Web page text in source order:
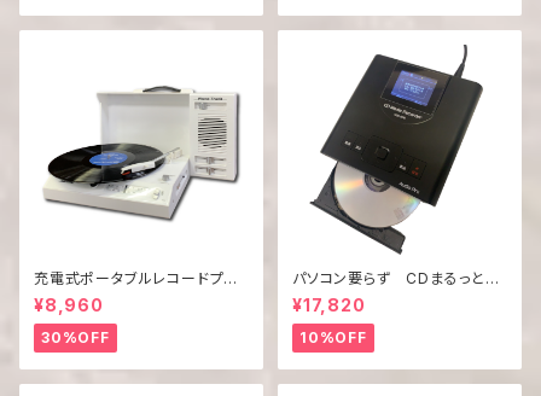
充電式ポータブルレコードプレ
ーヤー PHONO TRUNK「PT-
02」
¥8,960
30%OFF
パソコン要らず CDまるっと！
コピ太郎
¥17,820
10%OFF